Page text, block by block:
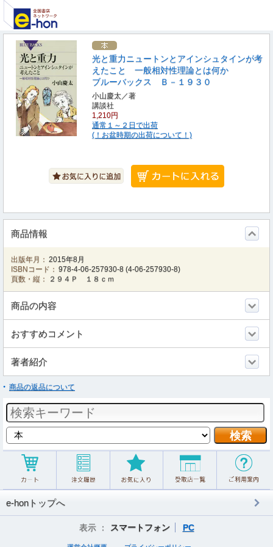
光と重力ニュートンとアインシュタインが考
えたこと 一般相対性理論とは何か
ブルーバックス Ｂ－１９３０
小山慶太／著
講談社
1,210円
通常１～２日で出荷
(！お盆時期の出荷について！)
商品情報
出版年月： 2015年8月
ISBNコード： 978-4-06-257930-8 (4-06-257930-8)
頁数・縦：
２９４Ｐ １８ｃｍ
商品の内容
おすすめコメント
著者紹介
商品の返品について
e-honトップへ
表示 ： スマートフォン PC